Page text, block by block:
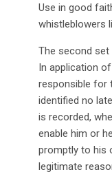
Use in good
whistleblowers
The second
In application
responsible for
identified no
is recorded,
enable him or
promptly to his
legitimate